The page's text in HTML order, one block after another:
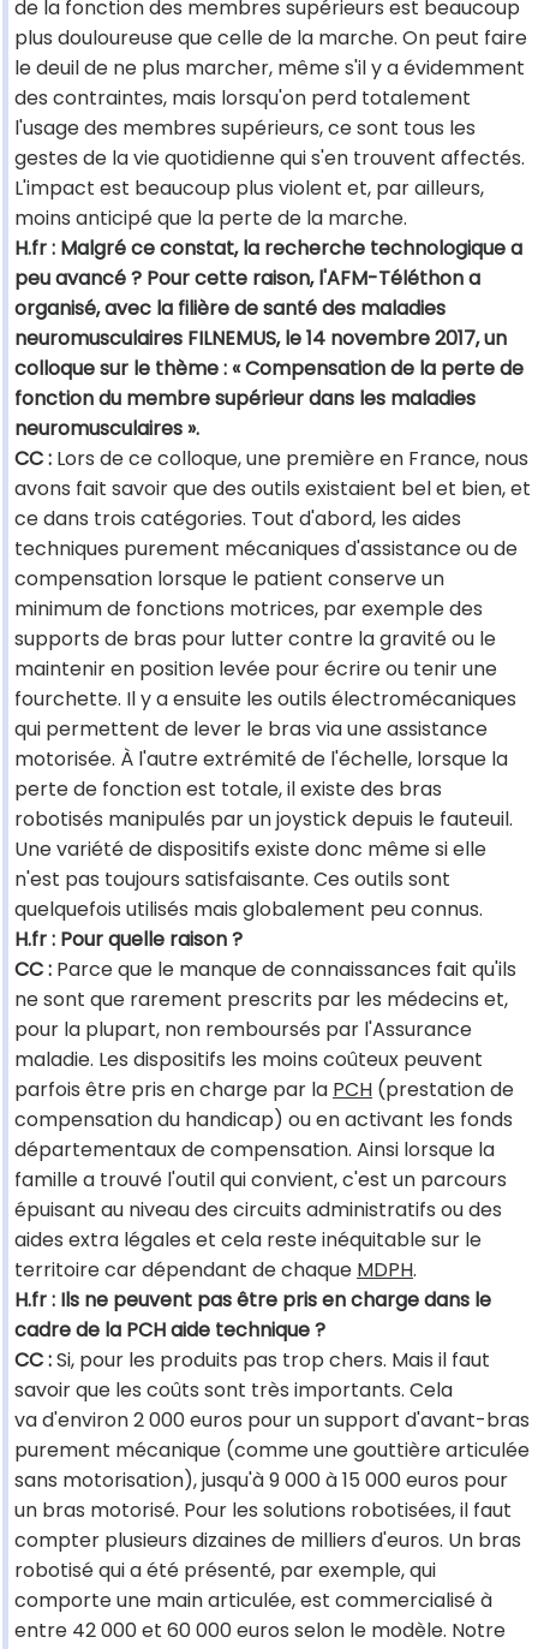
de la fonction des membres supérieurs est beaucoup
plus douloureuse que celle de la marche. On peut faire
le deuil de ne plus marcher, même s'il y a évidemment
des contraintes, mais lorsqu'on perd totalement
l'usage des membres supérieurs, ce sont tous les
gestes de la vie quotidienne qui s'en trouvent affectés.
L'impact est beaucoup plus violent et, par ailleurs,
moins anticipé que la perte de la marche.
H.fr : Malgré ce constat, la recherche technologique a
peu avancé ? Pour cette raison, l'AFM-Téléthon a
organisé, avec la filière de santé des maladies
neuromusculaires FILNEMUS, le 14 novembre 2017, un
colloque sur le thème : « Compensation de la perte de
fonction du membre supérieur dans les maladies
neuromusculaires ».
CC : Lors de ce colloque, une première en France, nous
avons fait savoir que des outils existaient bel et bien, et
ce dans trois catégories. Tout d'abord, les aides
techniques purement mécaniques d'assistance ou de
compensation lorsque le patient conserve un
minimum de fonctions motrices, par exemple des
supports de bras pour lutter contre la gravité ou le
maintenir en position levée pour écrire ou tenir une
fourchette. Il y a ensuite les outils électromécaniques
qui permettent de lever le bras via une assistance
motorisée. À l'autre extrémité de l'échelle, lorsque la
perte de fonction est totale, il existe des bras
robotisés manipulés par un joystick depuis le fauteuil.
Une variété de dispositifs existe donc même si elle
n'est pas toujours satisfaisante. Ces outils sont
quelquefois utilisés mais globalement peu connus.
H.fr : Pour quelle raison ?
CC : Parce que le manque de connaissances fait qu'ils
ne sont que rarement prescrits par les médecins et,
pour la plupart, non remboursés par l'Assurance
maladie. Les dispositifs les moins coûteux peuvent
parfois être pris en charge par la PCH (prestation de
compensation du handicap) ou en activant les fonds
départementaux de compensation. Ainsi lorsque la
famille a trouvé l'outil qui convient, c'est un parcours
épuisant au niveau des circuits administratifs ou des
aides extra légales et cela reste inéquitable sur le
territoire car dépendant de chaque MDPH.
H.fr : Ils ne peuvent pas être pris en charge dans le
cadre de la PCH aide technique ?
CC :Si, pour les produits pas trop chers. Mais il faut
savoir que les coûts sont très importants. Cela
va d'environ 2 000 euros pour un support d'avant-bras
purement mécanique (comme une gouttière articulée
sans motorisation), jusqu'à 9 000 à 15 000 euros pour
un bras motorisé. Pour les solutions robotisées, il faut
compter plusieurs dizaines de milliers d'euros. Un bras
robotisé qui a été présenté, par exemple, qui
comporte une main articulée, est commercialisé à
entre 42 000 et 60 000 euros selon le modèle. Notre